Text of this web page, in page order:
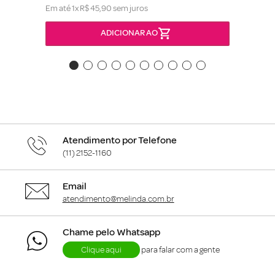
Em até1xR$45,90sem juros
ADICIONAR AO
Atendimento por Telefone
(11) 2152-1160
Email
atendimento@melinda.com.br
Chame pelo Whatsapp
Clique aqui para falar com a gente